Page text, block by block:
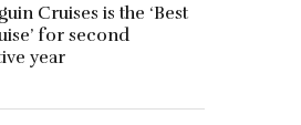
Cruises is the ‘Best
for second
year